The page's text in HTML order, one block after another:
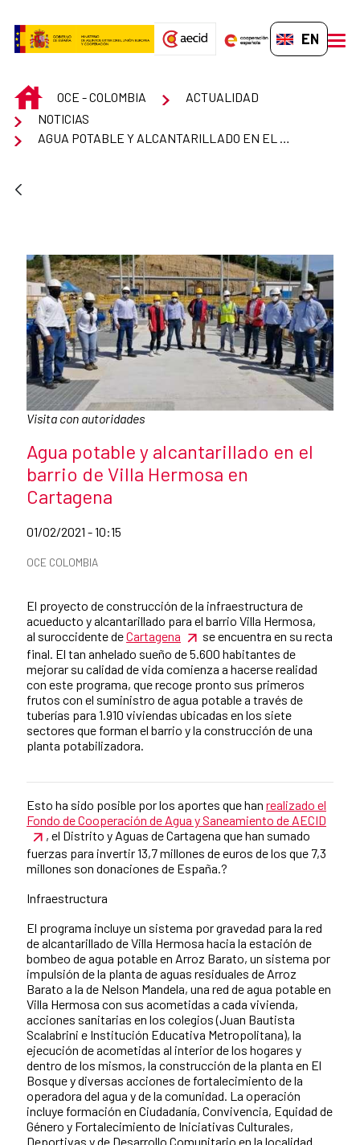
EN-GB
INICIOOCE - COLOMBIA
ACTUALIDAD
NOTICIAS
Caption:
Visita con autoridades
News title
Agua potable y alcantarillado en el
barrio de Villa Hermosa en
Cartagena
Date of publication of the news item
01/02/2021 - 10:15
News categories
OCE COLOMBIA
El proyecto de construcción de la infraestructura de
acueducto y alcantarillado para el barrio Villa Hermosa,
al suroccidente deCartagena
se encuentra en su recta
final. El tan anhelado sueño de 5.600 habitantes de
mejorar su calidad de vida comienza a hacerse realidad
con este programa, que recoge pronto sus primeros
frutos con el suministro de agua potable a través de
tuberías para 1.910 viviendas ubicadas en los siete
sectores que forman el barrio y la construcción de una
planta potabilizadora.
News content
Esto ha sido posible por los aportes que han realizado el
Fondo de Cooperación de Agua y Saneamiento de AECID
, el Distrito y Aguas de Cartagena que han sumado
fuerzas para invertir 13,7 millones de euros de los que 7,3
millones son donaciones de España.?
Infraestructura
El programa incluye un sistema por gravedad para la red
de alcantarillado de Villa Hermosa hacia la estación de
bombeo de agua potable en Arroz Barato, un sistema por
impulsión de la planta de aguas residuales de Arroz
Barato a la de Nelson Mandela, una red de agua potable en
Villa Hermosa con sus acometidas a cada vivienda,
acciones sanitarias en los colegios (Juan Bautista
Scalabrini e Institución Educativa Metropolitana), la
ejecución de acometidas al interior de los hogares y
dentro de los mismos, la construcción de la planta en El
Bosque y diversas acciones de fortalecimiento de la
operadora del agua y de la comunidad. La operación
incluye formación en Ciudadanía, Convivencia, Equidad de
Género y Fortalecimiento de Iniciativas Culturales,
Deportivas y de Desarrollo Comunitario en la localidad.